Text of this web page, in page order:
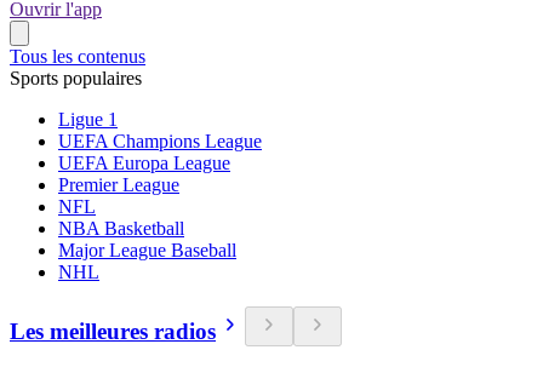
Ouvrir l'app
Tous les contenus
Sports populaires
Ligue 1
UEFA Champions League
UEFA Europa League
Premier League
NFL
NBA Basketball
Major League Baseball
NHL
Les meilleures radios